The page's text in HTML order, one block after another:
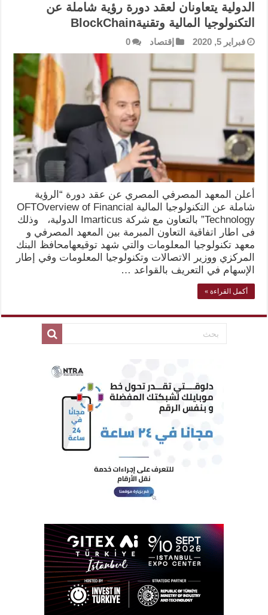
الدولية يتعاونان لعقد دورة رؤية شاملة عن
التكنولوجيا المالية وتقنيةBlockChain
فبراير 5, 2020 إقتصاد 0
أعلن المعهد المصرفي المصري عن عقد دورة “الرؤية
شاملة عن التكنولوجيا المالية OFTOverview of Financial
Technology” بالتعاون مع شركة Imarticus الدولية، وذلك
فى اطار اتفاقية التعاون المبرمة بين المعهد المصرفي و
معهد تكنولوجيا المعلومات والتي شهد توقيعهامحافظ البنك
المركزي ووزير الاتصالات وتكنولوجيا المعلومات وفي إطار
الإسهام في التعريف بالقواعد …
أكمل القراءة »